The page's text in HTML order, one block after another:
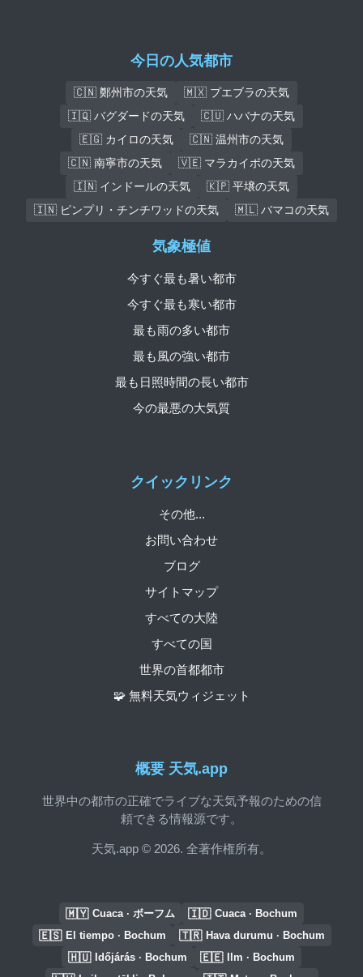
今日の人気都市
🇨🇳 鄭州市の天気
🇲🇽 プエブラの天気
🇮🇶 バグダードの天気
🇨🇺 ハバナの天気
🇪🇬 カイロの天気
🇨🇳 温州市の天気
🇨🇳 南寧市の天気
🇻🇪 マラカイボの天気
🇮🇳 インドールの天気
🇰🇵 平壌の天気
🇮🇳 ピンプリ・チンチワッドの天気
🇲🇱 バマコの天気
概要 天気.app
世界中の都市の正確でライブな天気予報のための信
頼できる情報源です。
天気.app © 2026. 全著作権所有。
クイックリンク
その他...
お問い合わせ
ブログ
サイトマップ
すべての大陸
すべての国
世界の首都都市
🧩 無料天気ウィジェット
気象極値
今すぐ最も暑い都市
今すぐ最も寒い都市
最も雨の多い都市
最も風の強い都市
最も日照時間の長い都市
今の最悪の大気質
🇲🇾 Cuaca · ボーフム 🇮🇩 Cuaca · Bochum
🇪🇸 El tiempo · Bochum 🇹🇷 Hava durumu · Bochum
🇭🇺 Időjárás · Bochum 🇪🇪 Ilm · Bochum